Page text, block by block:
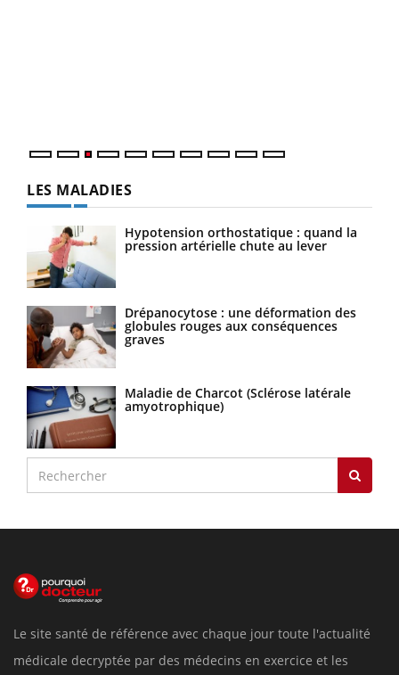
LES MALADIES
Hypotension orthostatique : quand la
pression artérielle chute au lever
Drépanocytose : une déformation des
globules rouges aux conséquences
graves
Maladie de Charcot (Sclérose latérale
amyotrophique)
Le site santé de référence avec chaque jour toute l'actualité
médicale decryptée par des médecins en exercice et les